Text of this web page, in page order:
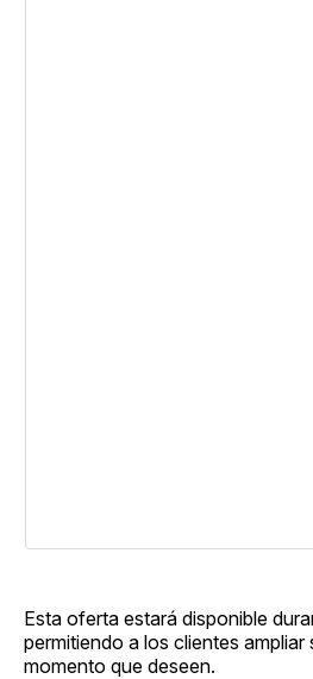
Esta oferta estará disponible
permitiendo a los clientes
momento que deseen.